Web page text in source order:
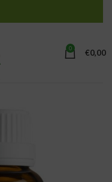
0 €0,00